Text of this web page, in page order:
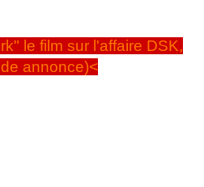
le film sur l'affaire DSK,
annonce)<